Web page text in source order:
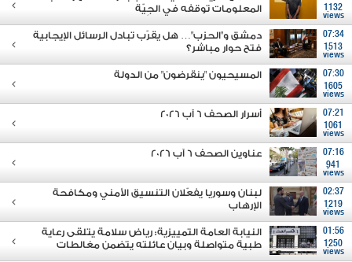
1132
views
المعلومات توقفه في الجِيّة
07:34
1513
views
دمشق و"الحزب"… هل يقرّب تبادل الرسائل الإيجابية
فتح حوار مباشر؟
07:30
1605
views
المسيحيون "ينقرضون" من الدولة
07:21
1061
views
أسرار الصحف 6 آب 2026
07:16
941
views
عناوين الصحف 6 آب 2026
02:37
1219
views
لبنان وسوريا يفعّلان التنسيق الأمني ومكافحة
الإرهاب
01:56
1250
views
النيابة العامة التمييزية: رياض سلامة يتلقى رعاية
طبية متواصلة وبيان عائلته يتضمن مغالطات